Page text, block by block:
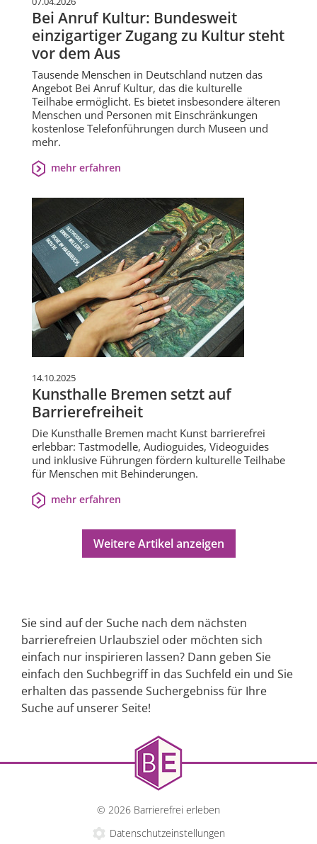
Bei Anruf Kultur: Bundesweit
einzigartiger Zugang zu Kultur steht
vor dem Aus
Tausende Menschen in Deutschland nutzen das
Angebot Bei Anruf Kultur, das die kulturelle
Teilhabe ermöglicht. Es bietet insbesondere älteren
Menschen und Personen mit Einschränkungen
kostenlose Telefonführungen durch Museen und
mehr.
mehr erfahren
14.10.2025
Kunsthalle Bremen setzt auf
Barrierefreiheit
Die Kunsthalle Bremen macht Kunst barrierefrei
erlebbar: Tastmodelle, Audioguides, Videoguides
und inklusive Führungen fördern kulturelle Teilhabe
für Menschen mit Behinderungen.
mehr erfahren
Weitere Artikel anzeigen
Sie sind auf der Suche nach dem nächsten
barrierefreien Urlaubsziel oder möchten sich
einfach nur inspirieren lassen? Dann geben Sie
einfach den Suchbegriff in das Suchfeld ein und Sie
erhalten das passende Suchergebniss für Ihre
Suche auf unserer Seite!
© 2026 Barrierefrei erleben
Datenschutzeinstellungen